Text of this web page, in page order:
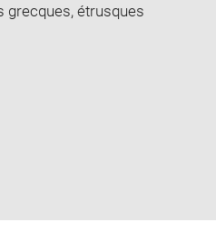
grecques, étrusques